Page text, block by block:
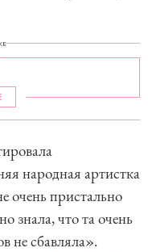
народная артистка
очень пристально
знала, что та очень
не сбавляла».